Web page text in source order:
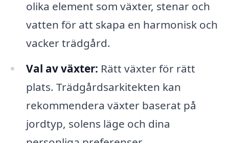
olika element som växter, stenar och
vatten för att skapa en harmonisk och
vacker trädgård.
Val av växter: Rätt växter för rätt
plats. Trädgårdsarkitekten kan
rekommendera växter baserat på
jordtyp, solens läge och dina